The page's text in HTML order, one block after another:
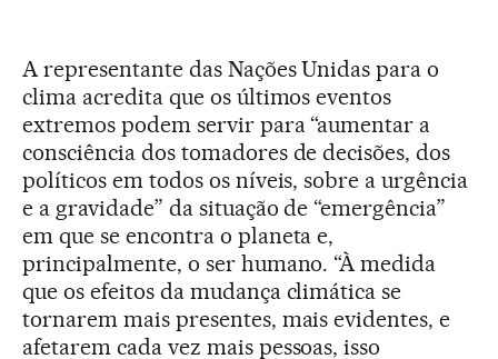
A representante das Nações Unidas para o
clima acredita que os últimos eventos
extremos podem servir para “aumentar a
consciência dos tomadores de decisões, dos
políticos em todos os níveis, sobre a urgência
e a gravidade” da situação de “emergência”
em que se encontra o planeta e,
principalmente, o ser humano. “À medida
que os efeitos da mudança climática se
tornarem mais presentes, mais evidentes, e
afetarem cada vez mais pessoas, isso